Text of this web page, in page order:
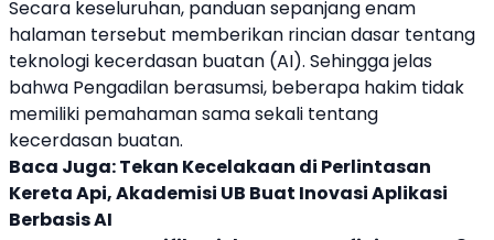
Secara keseluruhan, panduan sepanjang enam
halaman tersebut memberikan rincian dasar tentang
teknologi kecerdasan buatan (AI). Sehingga jelas
bahwa Pengadilan berasumsi, beberapa hakim tidak
memiliki pemahaman sama sekali tentang
kecerdasan buatan.
Baca Juga:Tekan Kecelakaan di Perlintasan
Kereta Api, Akademisi UB Buat Inovasi Aplikasi
Berbasis AI